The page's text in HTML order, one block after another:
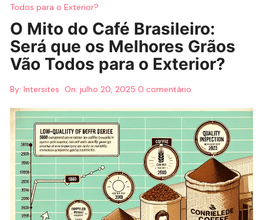
Todos para o Exterior?
O Mito do Café Brasileiro:
Será que os Melhores Grãos
Vão Todos para o Exterior?
By: Intersites On:julho 20, 2025 0 comentário